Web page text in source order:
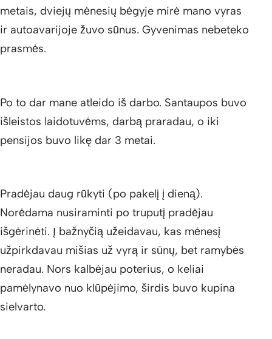
metais, dviejų mėnesių bėgyje mirė mano vyras
ir autoavarijoje žuvo sūnus. Gyvenimas nebeteko
prasmės.
Po to dar mane atleido iš darbo. Santaupos buvo
išleistos laidotuvėms, darbą praradau, o iki
pensijos buvo likę dar 3 metai.
Pradėjau daug rūkyti (po pakelį į dieną).
Norėdama nusiraminti po truputį pradėjau
išgėrinėti. Į bažnyčią užeidavau, kas mėnesį
užpirkdavau mišias už vyrą ir sūnų, bet ramybės
neradau. Nors kalbėjau poterius, o keliai
pamėlynavo nuo klūpėjimo, širdis buvo kupina
sielvarto.